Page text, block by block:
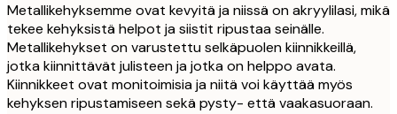
Metallikehyksemme ovat kevyitä ja niissä on akryylilasi, mikä
tekee kehyksistä helpot ja siistit ripustaa seinälle.
Metallikehykset on varustettu selkäpuolen kiinnikkeillä,
jotka kiinnittävät julisteen ja jotka on helppo avata.
Kiinnikkeet ovat monitoimisia ja niitä voi käyttää myös
kehyksen ripustamiseen sekä pysty- että vaakasuoraan.